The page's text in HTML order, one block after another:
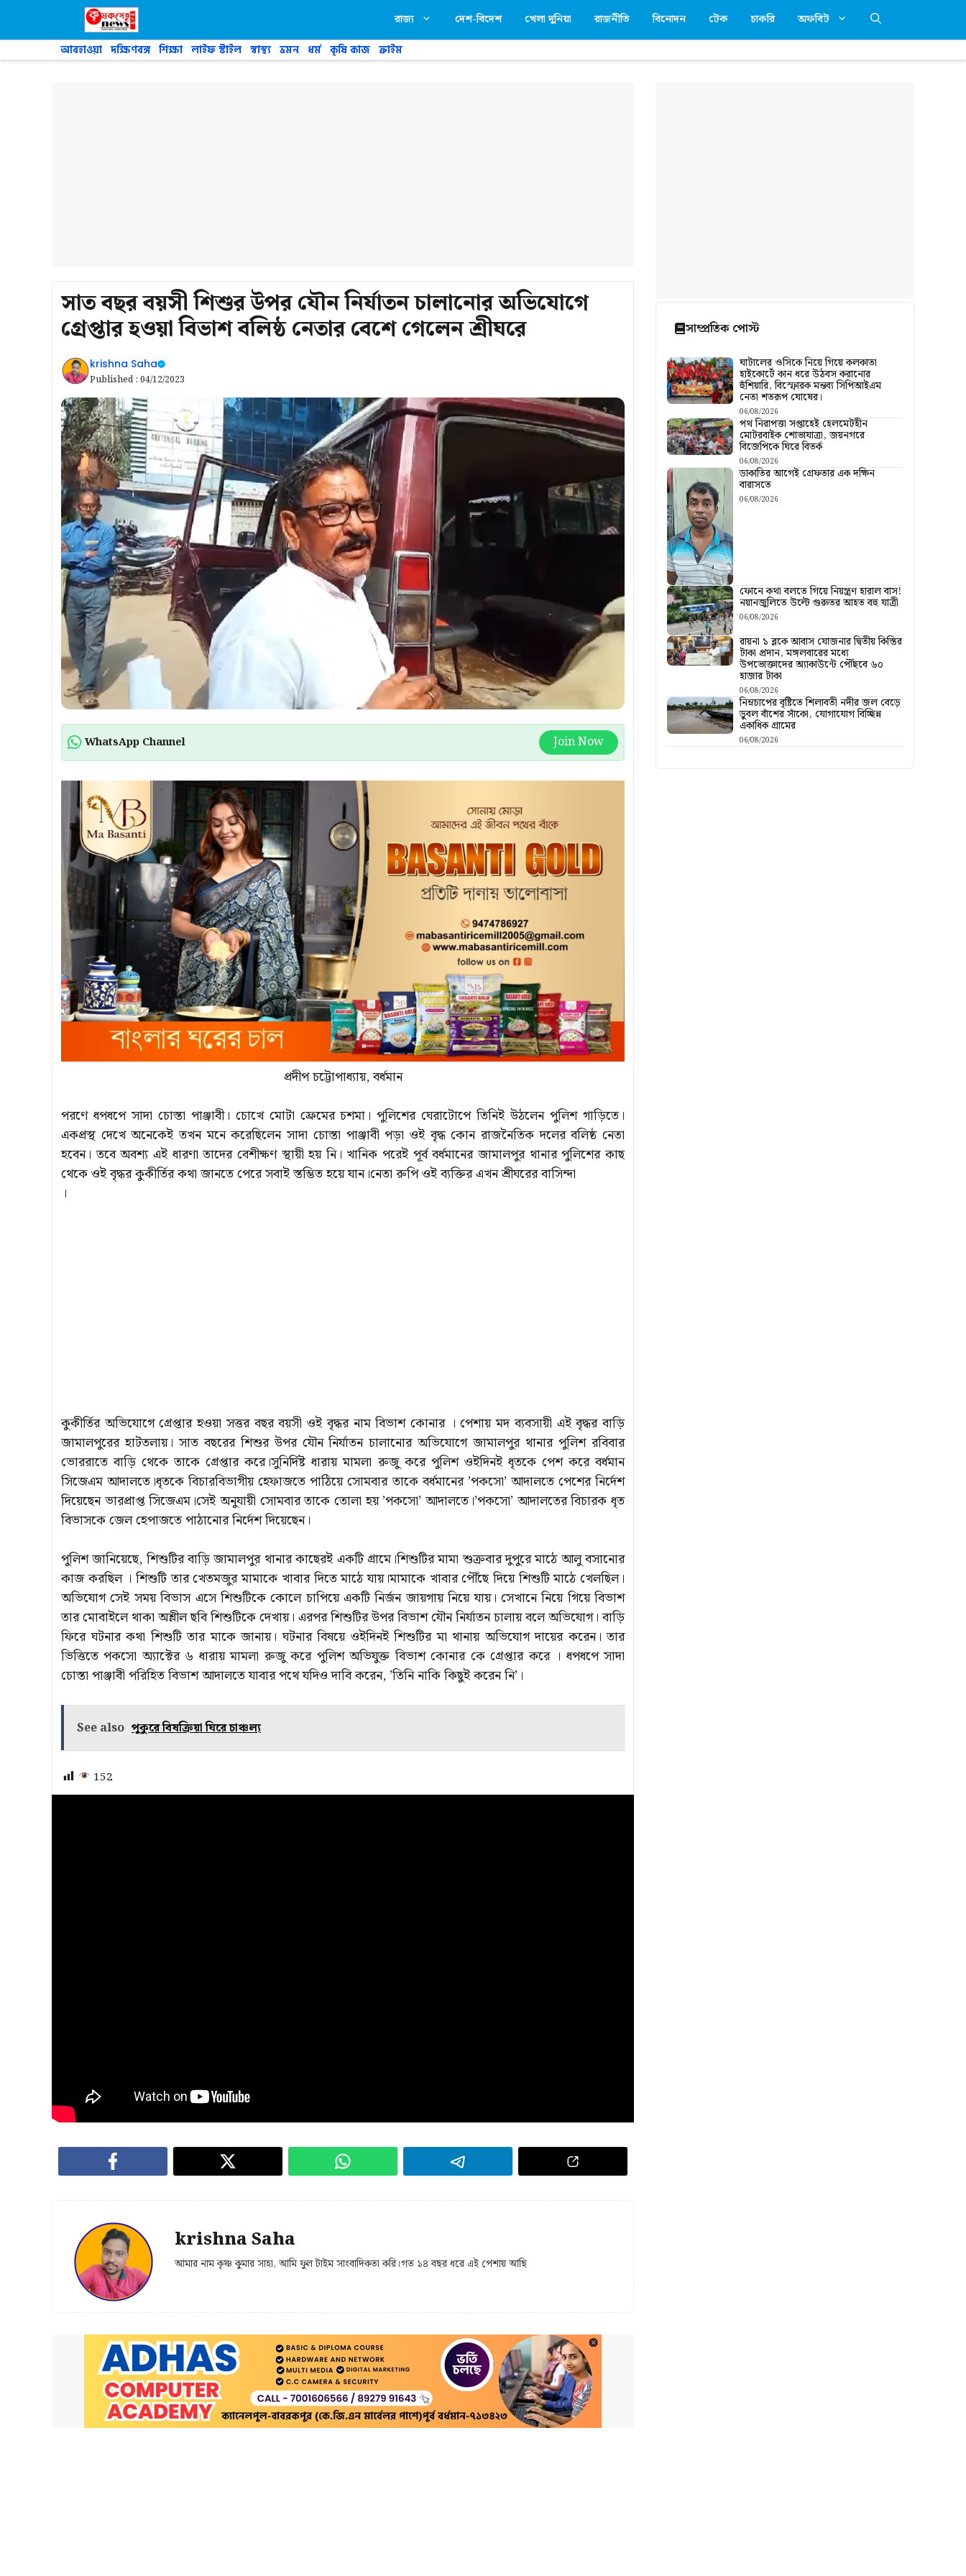
রাজ্য দেশ-বিদেশ খেলা দুনিয়া রাজনীতি বিনোদন টেক চাকরি অফবিট
আবহাওয়া দক্ষিণবঙ্গ শিক্ষা লাইফ স্টাইল স্বাস্থ্য ভ্রমন ধর্ম কৃষি কাজ ক্রাইম
সাত বছর বয়সী শিশুর উপর যৌন নির্যাতন চালানোর অভিযোগে
গ্রেপ্তার হওয়া বিভাশ বলিষ্ঠ নেতার বেশে গেলেন শ্রীঘরে
krishna Saha
Published : 04/12/2023
WhatsApp Channel Join Now
প্রদীপ চট্টোপাধ্যায়, বর্ধমান
পরণে ধপধপে সাদা চোস্তা পাঞ্জাবী। চোখে মোটা ফ্রেমের চশমা। পুলিশের ঘেরাটোপে তিনিই উঠলেন পুলিশ গাড়িতে।
একপ্রস্থ দেখে অনেকেই তখন মনে করেছিলেন সাদা চোস্তা পাঞ্জাবী পড়া ওই বৃদ্ধ কোন রাজনৈতিক দলের বলিষ্ঠ নেতা
হবেন। তবে অবশ্য এই ধারণা তাদের বেশীক্ষণ স্থায়ী হয় নি। খানিক পরেই পূর্ব বর্ধমানের জামালপুর থানার পুলিশের কাছ
থেকে ওই বৃদ্ধর কুকীর্তির কথা জানতে পেরে সবাই স্তম্ভিত হয়ে যান।নেতা রুপি ওই ব্যক্তির এখন শ্রীঘরের বাসিন্দা
।
কুকীর্তির অভিযোগে গ্রেপ্তার হওয়া সত্তর বছর বয়সী ওই বৃদ্ধর নাম বিভাশ কোনার । পেশায় মদ ব্যবসায়ী এই বৃদ্ধর বাড়ি
জামালপুরের হাটতলায়। সাত বছরের শিশুর উপর যৌন নির্যাতন চালানোর অভিযোগে জামালপুর থানার পুলিশ রবিবার
ভোররাতে বাড়ি থেকে তাকে গ্রেপ্তার করে।সুনির্দিষ্ট ধারায় মামলা রুজু করে পুলিশ ওইদিনই ধৃতকে পেশ করে বর্ধমান
সিজেএম আদালতে।ধৃতকে বিচারবিভাগীয় হেফাজতে পাঠিয়ে সোমবার তাকে বর্ধমানের ’পকসো’ আদালতে পেশের নির্দেশ
দিয়েছেন ভারপ্রাপ্ত সিজেএম।সেই অনুযায়ী সোমবার তাকে তোলা হয় ’পকসো’ আদালতে।’পকসো’ আদালতের বিচারক ধৃত
বিভাসকে জেল হেপাজতে পাঠানোর নির্দেশ দিয়েছেন।
পুলিশ জানিয়েছে, শিশুটির বাড়ি জামালপুর থানার কাছেরই একটি গ্রামে।শিশুটির মামা শুক্রবার দুপুরে মাঠে আলু বসানোর
কাজ করছিল । শিশুটি তার খেতমজুর মামাকে খাবার দিতে মাঠে যায়।মামাকে খাবার পৌঁছে দিয়ে শিশুটি মাঠে খেলছিল।
অভিযোগ সেই সময় বিভাস এসে শিশুটিকে কোলে চাপিয়ে একটি নির্জন জায়গায় নিয়ে যায়। সেখানে নিয়ে গিয়ে বিভাশ
তার মোবাইলে থাকা অশ্লীল ছবি শিশুটিকে দেখায়। এরপর শিশুটির উপর বিভাশ যৌন নির্যাতন চালায় বলে অভিযোগ। বাড়ি
ফিরে ঘটনার কথা শিশুটি তার মাকে জানায়। ঘটনার বিষয়ে ওইদিনই শিশুটির মা থানায় অভিযোগ দায়ের করেন। তার
ভিত্তিতে পকসো অ্যাক্টের ৬ ধারায় মামলা রুজু করে পুলিশ অভিযুক্ত বিভাশ কোনার কে গ্রেপ্তার করে । ধপধপে সাদা
চোস্তা পাঞ্জাবী পরিহিত বিভাশ আদালতে যাবার পথে যদিও দাবি করেন, ’তিনি নাকি কিছুই করেন নি’।
See also পুকুরে বিষক্রিয়া ঘিরে চাঞ্চল্য
152
krishna Saha
আমার নাম কৃষ্ণ কুমার সাহা, আমি ফুল টাইম সাংবাদিকতা করি।গত ১৪ বছর ধরে এই পেশায় আছি
সাম্প্রতিক পোস্ট
ঘাটালের ওসিকে নিয়ে গিয়ে কলকাতা
হাইকোর্টে কান ধরে উঠবস করানোর
হুঁশিয়ারি, বিস্ফোরক মন্তব্য সিপিআইএম
নেতা শতরূপ ঘোষের।
06/08/2026
পথ নিরাপত্তা সপ্তাহেই হেলমেটহীন
মোটরবাইক শোভাযাত্রা, জয়নগরে
বিজেপিকে ঘিরে বিতর্ক
06/08/2026
ডাকাতির আগেই গ্রেফতার এক দক্ষিন
বারাসতে
06/08/2026
ফোনে কথা বলতে গিয়ে নিয়ন্ত্রণ হারাল বাস!
নয়ানজুলিতে উল্টে গুরুতর আহত বহু যাত্রী
06/08/2026
রায়না ১ ব্লকে আবাস যোজনার দ্বিতীয় কিস্তির
টাকা প্রদান, মঙ্গলবারের মধ্যে
উপভোক্তাদের অ্যাকাউন্টে পৌঁছবে ৬০
হাজার টাকা
06/08/2026
নিম্নচাপের বৃষ্টিতে শিলাবতী নদীর জল বেড়ে
ডুবল বাঁশের সাঁকো, যোগাযোগ বিচ্ছিন্ন
একাধিক গ্রামের
06/08/2026